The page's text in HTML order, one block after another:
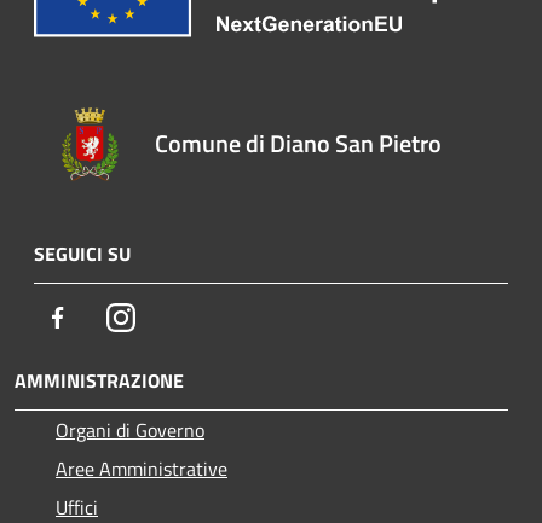
Comune di Diano San Pietro
SEGUICI SU
FacebookInstagram
AMMINISTRAZIONE
Organi di Governo
Aree Amministrative
Uffici